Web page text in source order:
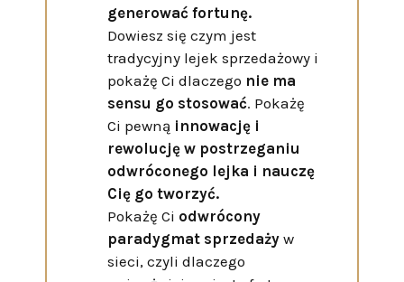
generować fortunę.
Dowiesz się czym jest
tradycyjny lejek sprzedażowy i
pokażę Ci dlaczego nie ma
sensu go stosować. Pokażę
Ci pewną innowację i
rewolucję w postrzeganiu
odwróconego lejka i nauczę
Cię go tworzyć.
Pokażę Ci odwrócony
paradygmat sprzedażyw
sieci, czyli dlaczego